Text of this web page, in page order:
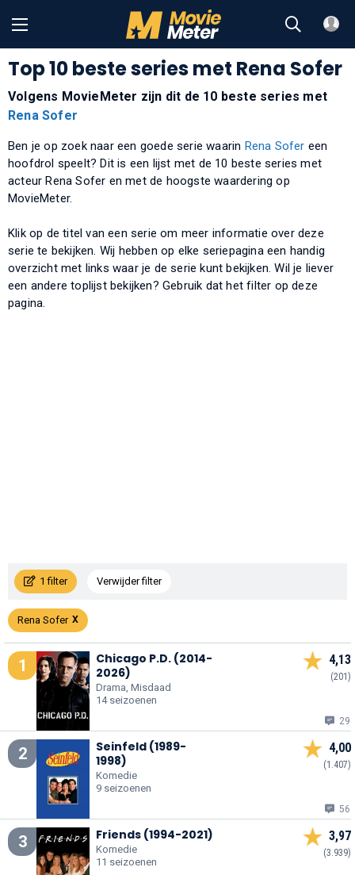
Top 10 beste series met Rena Sofer
Volgens MovieMeter zijn dit de 10 beste series met
Rena Sofer
Ben je op zoek naar een goede serie waarin Rena Sofer een
hoofdrol speelt? Dit is een lijst met de 10 beste series met
acteur Rena Sofer en met de hoogste waardering op
MovieMeter.
Klik op de titel van een serie om meer informatie over deze
serie te bekijken. Wij hebben op elke seriepagina een handig
overzicht met links waar je de serie kunt bekijken. Wil je liever
een andere toplijst bekijken? Gebruik dat het filter op deze
pagina.
1 filter Verwijder filter
Rena Sofer
1
Chicago P.D. (2014-
2026)
Drama, Misdaad
14 seizoenen
4,13
(201)
29
2
Seinfeld (1989-
1998)
Komedie
9 seizoenen
4,00
(1.407)
56
3 Friends (1994-2021)
Komedie
11 seizoenen
3,97
(3.939)